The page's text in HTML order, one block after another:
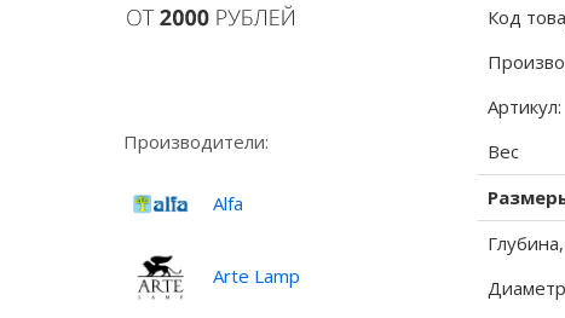
Производители:
Alfa
Arte Lamp
Код
Артикул:
Вес